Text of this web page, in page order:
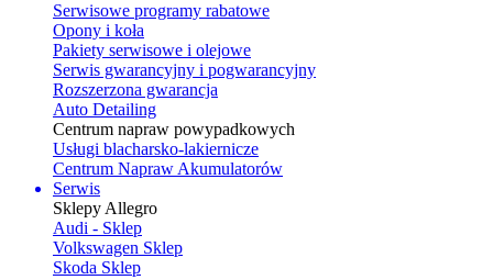
Serwisowe programy rabatowe
Opony i koła
Pakiety serwisowe i olejowe
Serwis gwarancyjny i pogwarancyjny
Rozszerzona gwarancja
Auto Detailing
Centrum napraw powypadkowych
Usługi blacharsko-lakiernicze
Centrum Napraw Akumulatorów
Serwis
Sklepy Allegro
Audi - Sklep
Volkswagen Sklep
Skoda Sklep